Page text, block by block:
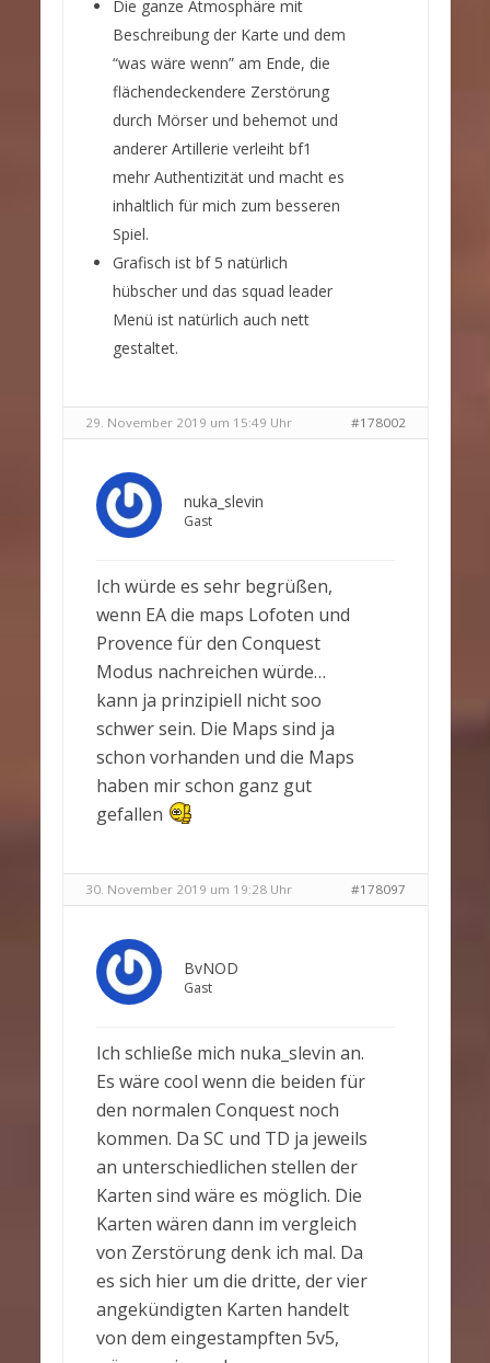
Die ganze Atmosphäre mit
Beschreibung der Karte und dem
“was wäre wenn” am Ende, die
flächendeckendere Zerstörung
durch Mörser und behemot und
anderer Artillerie verleiht bf1
mehr Authentizität und macht es
inhaltlich für mich zum besseren
Spiel.
Grafisch ist bf 5 natürlich
hübscher und das squad leader
Menü ist natürlich auch nett
gestaltet.
29. November 2019 um 15:49 Uhr #178002
nuka_slevin
Gast
Ich würde es sehr begrüßen,
wenn EA die maps Lofoten und
Provence für den Conquest
Modus nachreichen würde…
kann ja prinzipiell nicht soo
schwer sein. Die Maps sind ja
schon vorhanden und die Maps
haben mir schon ganz gut
gefallen
30. November 2019 um 19:28 Uhr #178097
BvNOD
Gast
Ich schließe mich nuka_slevin an.
Es wäre cool wenn die beiden für
den normalen Conquest noch
kommen. Da SC und TD ja jeweils
an unterschiedlichen stellen der
Karten sind wäre es möglich. Die
Karten wären dann im vergleich
von Zerstörung denk ich mal. Da
es sich hier um die dritte, der vier
angekündigten Karten handelt
von dem eingestampften 5v5,